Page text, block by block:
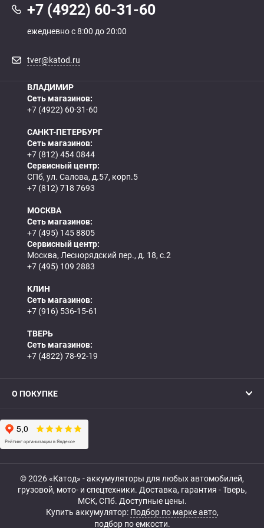
+7 (4922) 60-31-60
ежедневно с 8:00 до 20:00
tver@katod.ru
ВЛАДИМИР
Сеть магазинов:
+7 (4922) 60-31-60
САНКТ-ПЕТЕРБУРГ
Сеть магазинов:
+7 (812) 454 0844
Сервисный центр:
СПб, ул. Салова, д.57, корп.5
+7 (812) 718 7693
МОСКВА
Сеть магазинов:
+7 (495) 145 8805
Сервисный центр:
Москва, Леснорядский пер., д. 18, с.2
+7 (495) 109 2883
КЛИН
Сеть магазинов:
+7 (916) 536-15-61
ТВЕРЬ
Сеть магазинов:
+7 (4822) 78-92-19
О ПОКУПКЕ
© 2026 «Катод» - аккумуляторы для любых автомобилей,
грузовой, мото- и спецтехники. Доставка, гарантия - Тверь,
МСК, СПб. Доступные цены.
Купить аккумулятор: Подбор по марке авто,
подбор по емкости.